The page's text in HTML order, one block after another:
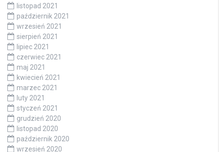
listopad 2021
październik 2021
wrzesień 2021
sierpień 2021
lipiec 2021
czerwiec 2021
maj 2021
kwiecień 2021
marzec 2021
luty 2021
styczeń 2021
grudzień 2020
listopad 2020
październik 2020
wrzesień 2020